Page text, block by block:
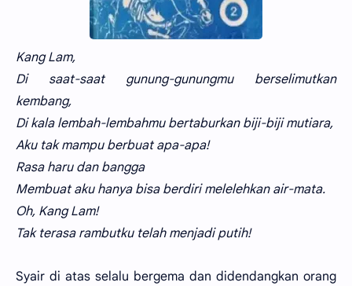
Kang Lam,
Di saat-saat gunung-gunungmu berselimutkan
kembang,
Di kala lembah-lembahmu bertaburkan biji-biji mutiara,
Aku tak mampu berbuat apa-apa!
Rasa haru dan bangga
Membuat aku hanya bisa berdiri melelehkan air-mata.
Oh, Kang Lam!
Tak terasa rambutku telah menjadi putih!
Syair di atas selalu bergema dan didendangkan orang